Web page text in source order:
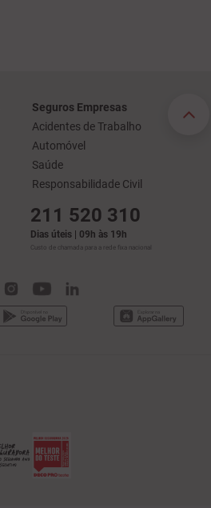
Seguros Empresas
Acidentes de Trabalho
Automóvel
Saúde
Responsabilidade Civil
211 520 310
Dias úteis | 09h às 19h
Custo de chamada para a rede fixa nacional